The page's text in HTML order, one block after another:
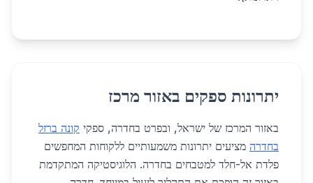
יתרונות ספקים באזור מרכז
באזור המרכז של ישראל, ובפרט בחדרה, ספקי קונה ברזל
בחדרה מציעים יתרונות משמעותיים ללקוחות המחפשים
פלדת אל-חלד למטבחים בחדרה. הלוגיסטיקה המתקדמת